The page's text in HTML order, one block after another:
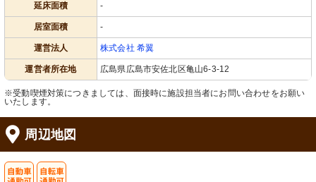
延床面積 -
居室面積 -
運営法人 株式会社 希翼
運営者所在地 広島県広島市安佐北区亀山6-3-12
※受動喫煙対策につきましては、面接時に施設担当者にお問い合わせをお願い
いたします。
周辺地図